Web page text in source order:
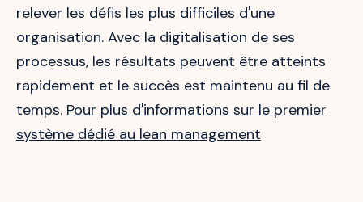
relever les défis les plus difficiles d'une
organisation. Avec la digitalisation de ses
processus, les résultats peuvent être atteints
rapidement et le succès est maintenu au fil de
temps. Pour plus d'informations sur le premier
système dédié au lean management